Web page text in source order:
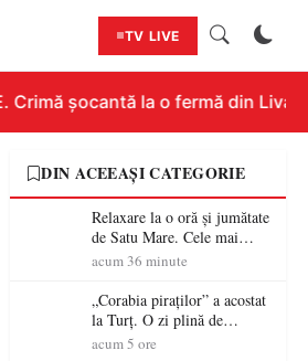
TV LIVE
Crimă șocantă la o fermă din
DIN ACEEAȘI CATEGORIE
Relaxare la o oră și jumătate
de Satu Mare. Cele mai
spectaculoase piscine
Maramureș, ideale pentru o
escapadă de vară
acum 36 minute
„Corabia piraților” a acostat
la Turț. O zi plină de
aventură și lecții despre
acum 5 ore